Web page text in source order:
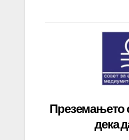
Преземањето
дека